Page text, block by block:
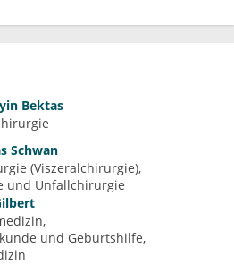
Bektas
Schwan
(Viszeralchirurgie)
und Unfallchirurgie
und Geburtshilfe